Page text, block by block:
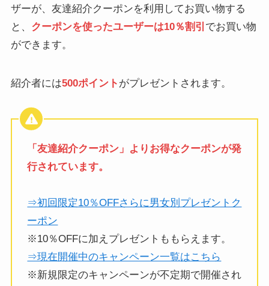
ザーが、友達紹介クーポンを利用してお買い物する
と、 クーポンを使ったユーザーは10％割引 でお買い物
ができます。
紹介者には500ポイント がプレゼントされます。
「友達紹介クーポン」よりお得なクーポンが発
行されています。
⇒初回限定10％OFFさらに男女別プレゼントク
ーポン
※10％OFFに加えプレゼントももらえます。
⇒現在開催中のキャンペーン一覧はこちら
※新規限定のキャンペーンが不定期で開催され